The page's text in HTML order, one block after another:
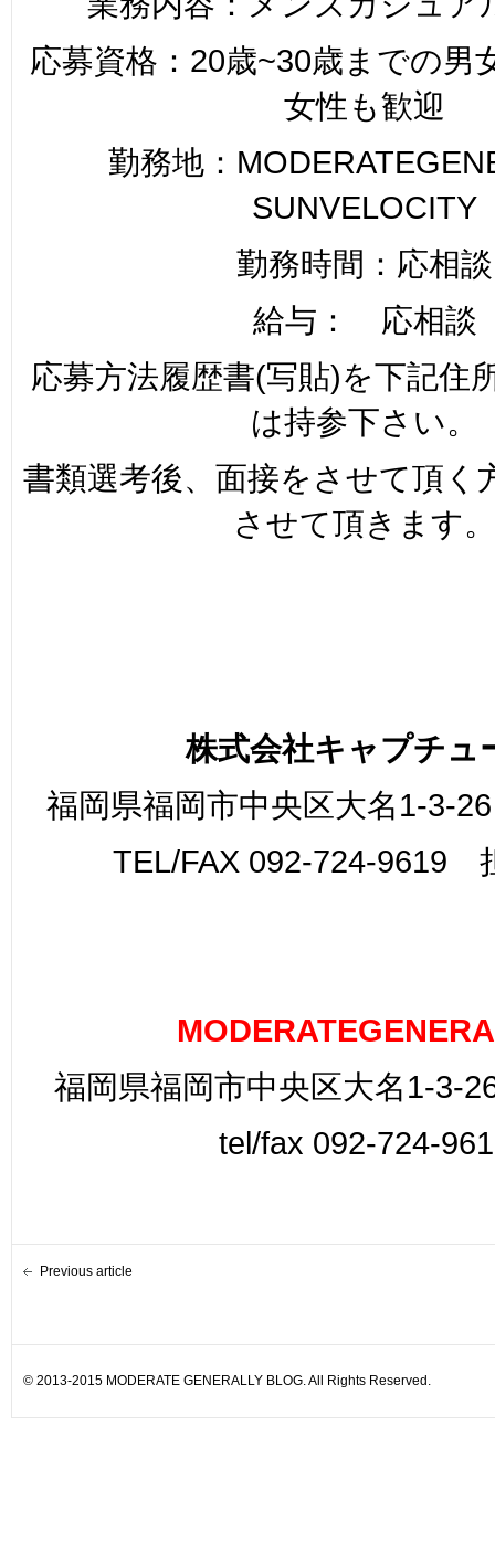
応募資格：20歳~30歳までの
女性も歓迎
勤務地：
SUNVELOCITY
勤務時間：応相談
給与： 応相談
応募方法履歴書(写貼)を下記住
は持参下さい。
書類選考後、面接をさせて頂く
させて頂きます。
株式会社キャプチュ
福岡県福岡市中央区大名1-3-
TEL/FAX 092-724-9619
福岡県福岡市中央区大名1-3-
tel/fax 092-724-
Previous article
© 2013-2015 MODERATE GENERALLY BLOG. All Rights Reserved.